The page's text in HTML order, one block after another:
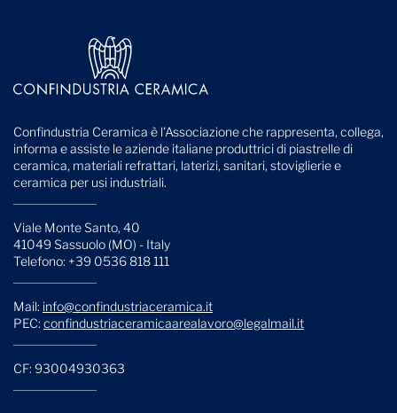
Confindustria Ceramica è l'Associazione che rappresenta, collega,
informa e assiste le aziende italiane produttrici di piastrelle di
ceramica, materiali refrattari, laterizi, sanitari, stoviglierie e
ceramica per usi industriali.
Viale Monte Santo, 40
41049 Sassuolo (MO) - Italy
Telefono: +39 0536 818 111
Mail: info@confindustriaceramica.it
PEC: confindustriaceramicaarealavoro@legalmail.it
CF: 93004930363